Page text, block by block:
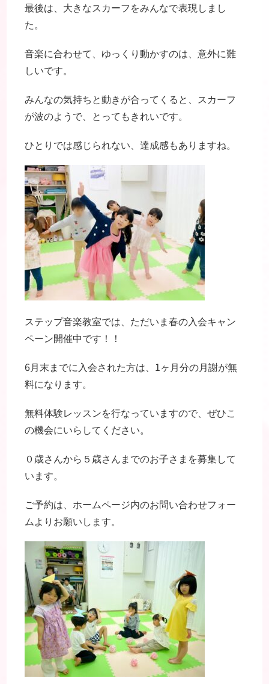
最後は、大きなスカーフをみんなで表現しまし
た。
音楽に合わせて、ゆっくり動かすのは、意外に難
しいです。
みんなの気持ちと動きが合ってくると、スカーフ
が波のようで、とってもきれいです。
ひとりでは感じられない、達成感もありますね。
ステップ音楽教室では、ただいま春の入会キャン
ペーン開催中です！！
6月末までに入会された方は、1ヶ月分の月謝が無
料になります。
無料体験レッスンを行なっていますので、ぜひこ
の機会にいらしてください。
０歳さんから５歳さんまでのお子さまを募集して
います。
ご予約は、ホームページ内のお問い合わせフォー
ムよりお願いします。